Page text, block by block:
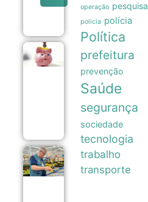
no Senado
07/08
Poupança
registra
saída
líquida de
R$ 7,15
em julho
07/08
Cesta
básica
operação pesquisa
policia polícia
Política
prefeitura
prevenção
Saúde
segurança
sociedade
tecnologia
trabalho
transporte